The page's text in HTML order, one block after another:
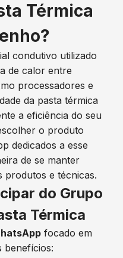
Térmica
condutivo utilizado
de calor entre
processadores e
da pasta térmica
a eficiência do seu
o produto
dedicados a esse
de se manter
produtos e técnicas.
do Grupo
Térmica
focado em
benefícios: